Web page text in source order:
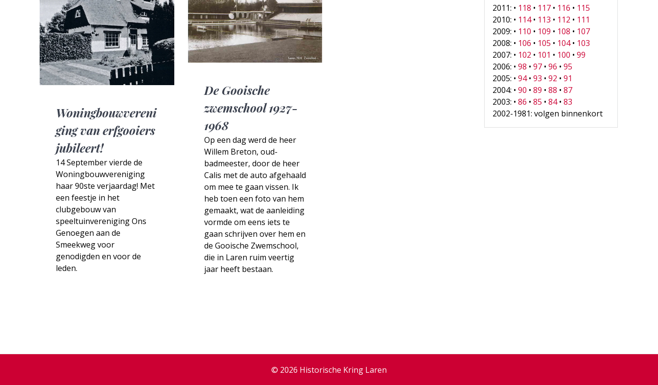
Woningbouwvereni
ging van erfgooiers
jubileert!
14 September vierde de
Woningbouwvereniging
haar 90ste verjaardag! Met
een feestje in het
clubgebouw van
speeltuinvereniging Ons
Genoegen aan de
Smeekweg voor
genodigden en voor de
leden.
De Gooische
zwemschool 1927-
1968
Op een dag werd de heer
Willem Breton, oud-
badmeester, door de heer
Calis met de auto afgehaald
om mee te gaan vissen. Ik
heb toen een foto van hem
gemaakt, wat de aanleiding
vormde om eens iets te
gaan schrijven over hem en
de Gooische Zwemschool,
die in Laren ruim veertig
jaar heeft bestaan.
2011: • 118 • 117 • 116 • 115
2010: • 114• 113 • 112 • 111
2009: • 110 • 109 • 108 • 107
2008: • 106 • 105 • 104• 103
2007: • 102 • 101 • 100 •99
2006: •98 •97 •96 •95
2005: •94•93 •92 •91
2004: •90 •89 •88 •87
2003: •86 •85 •84•83
2002-1981: volgen binnenkort
© 2026 Historische Kring Laren